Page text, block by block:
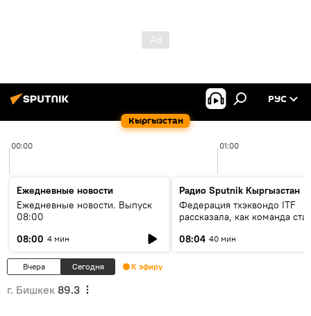
Кыргызстан
РУС
00:00 01:00
Ежедневные новости
Ежедневные новости. Выпуск
08:00
08:00 4 мин
Радио Sputnik Кыргызстан
Федерация тхэквондо ITF
рассказала, как команда
08:04 40 мин
Вчера Сегодня К эфиру
г. Бишкек 89.3